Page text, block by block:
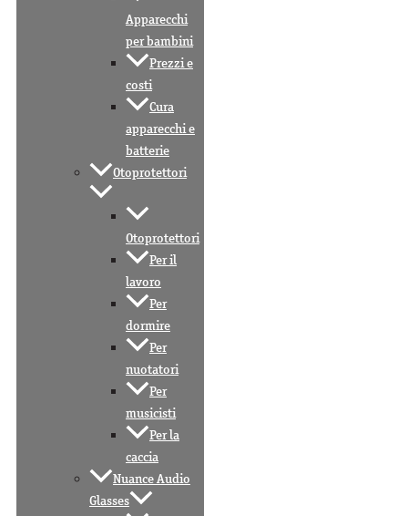
Apparecchi
per bambini
Prezzi e
costi
Cura
apparecchi e
batterie
Otoprotettori
Otoprotettori
Per il
lavoro
Per
dormire
Per
nuotatori
Per
musicisti
Per la
caccia
Nuance Audio
Glasses